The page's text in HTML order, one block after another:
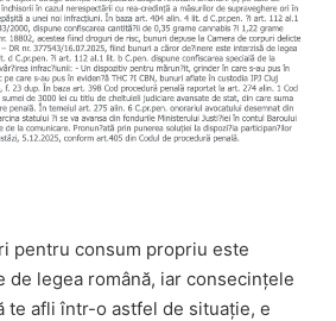
pentru consum propriu este
de legea română, iar consecințele
te afli într-o astfel de situație, e